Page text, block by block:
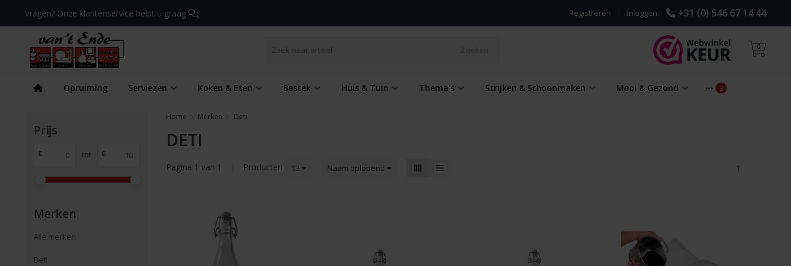
Vragen? Onze klantenservice helpt u graag +31 (0) 546 67 14 44
Inloggen
Registreren
0
Opruiming Serviezen Koken & Eten Bestek Huis & Tuin Thema's Strijken & Schoonmaken Mooi & Gezond
Prijs
€ tot €
Merken
Alle merken
Deti
Home Merken Deti
DETI
Pagina 1 van 1 Producten 12 Naam oplopend 1